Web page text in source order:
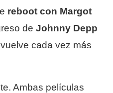
reboot con Margot
de Johnny Depp
cada vez más
Ambas películas